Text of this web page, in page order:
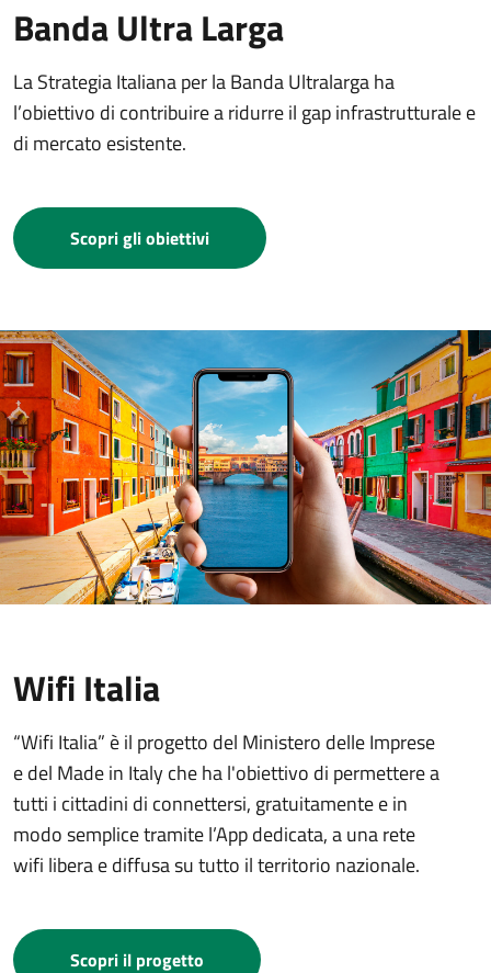
Banda Ultra Larga
La Strategia Italiana per la Banda Ultralarga ha
l’obiettivo di contribuire a ridurre il gap infrastrutturale e
di mercato esistente.
Scopri gli obiettivi
Wifi Italia
“Wifi Italia” è il progetto del Ministero delle Imprese
e del Made in Italy che ha l'obiettivo di permettere a
tutti i cittadini di connettersi, gratuitamente e in
modo semplice tramite l’App dedicata, a una rete
wifi libera e diffusa su tutto il territorio nazionale.
Scopri il progetto